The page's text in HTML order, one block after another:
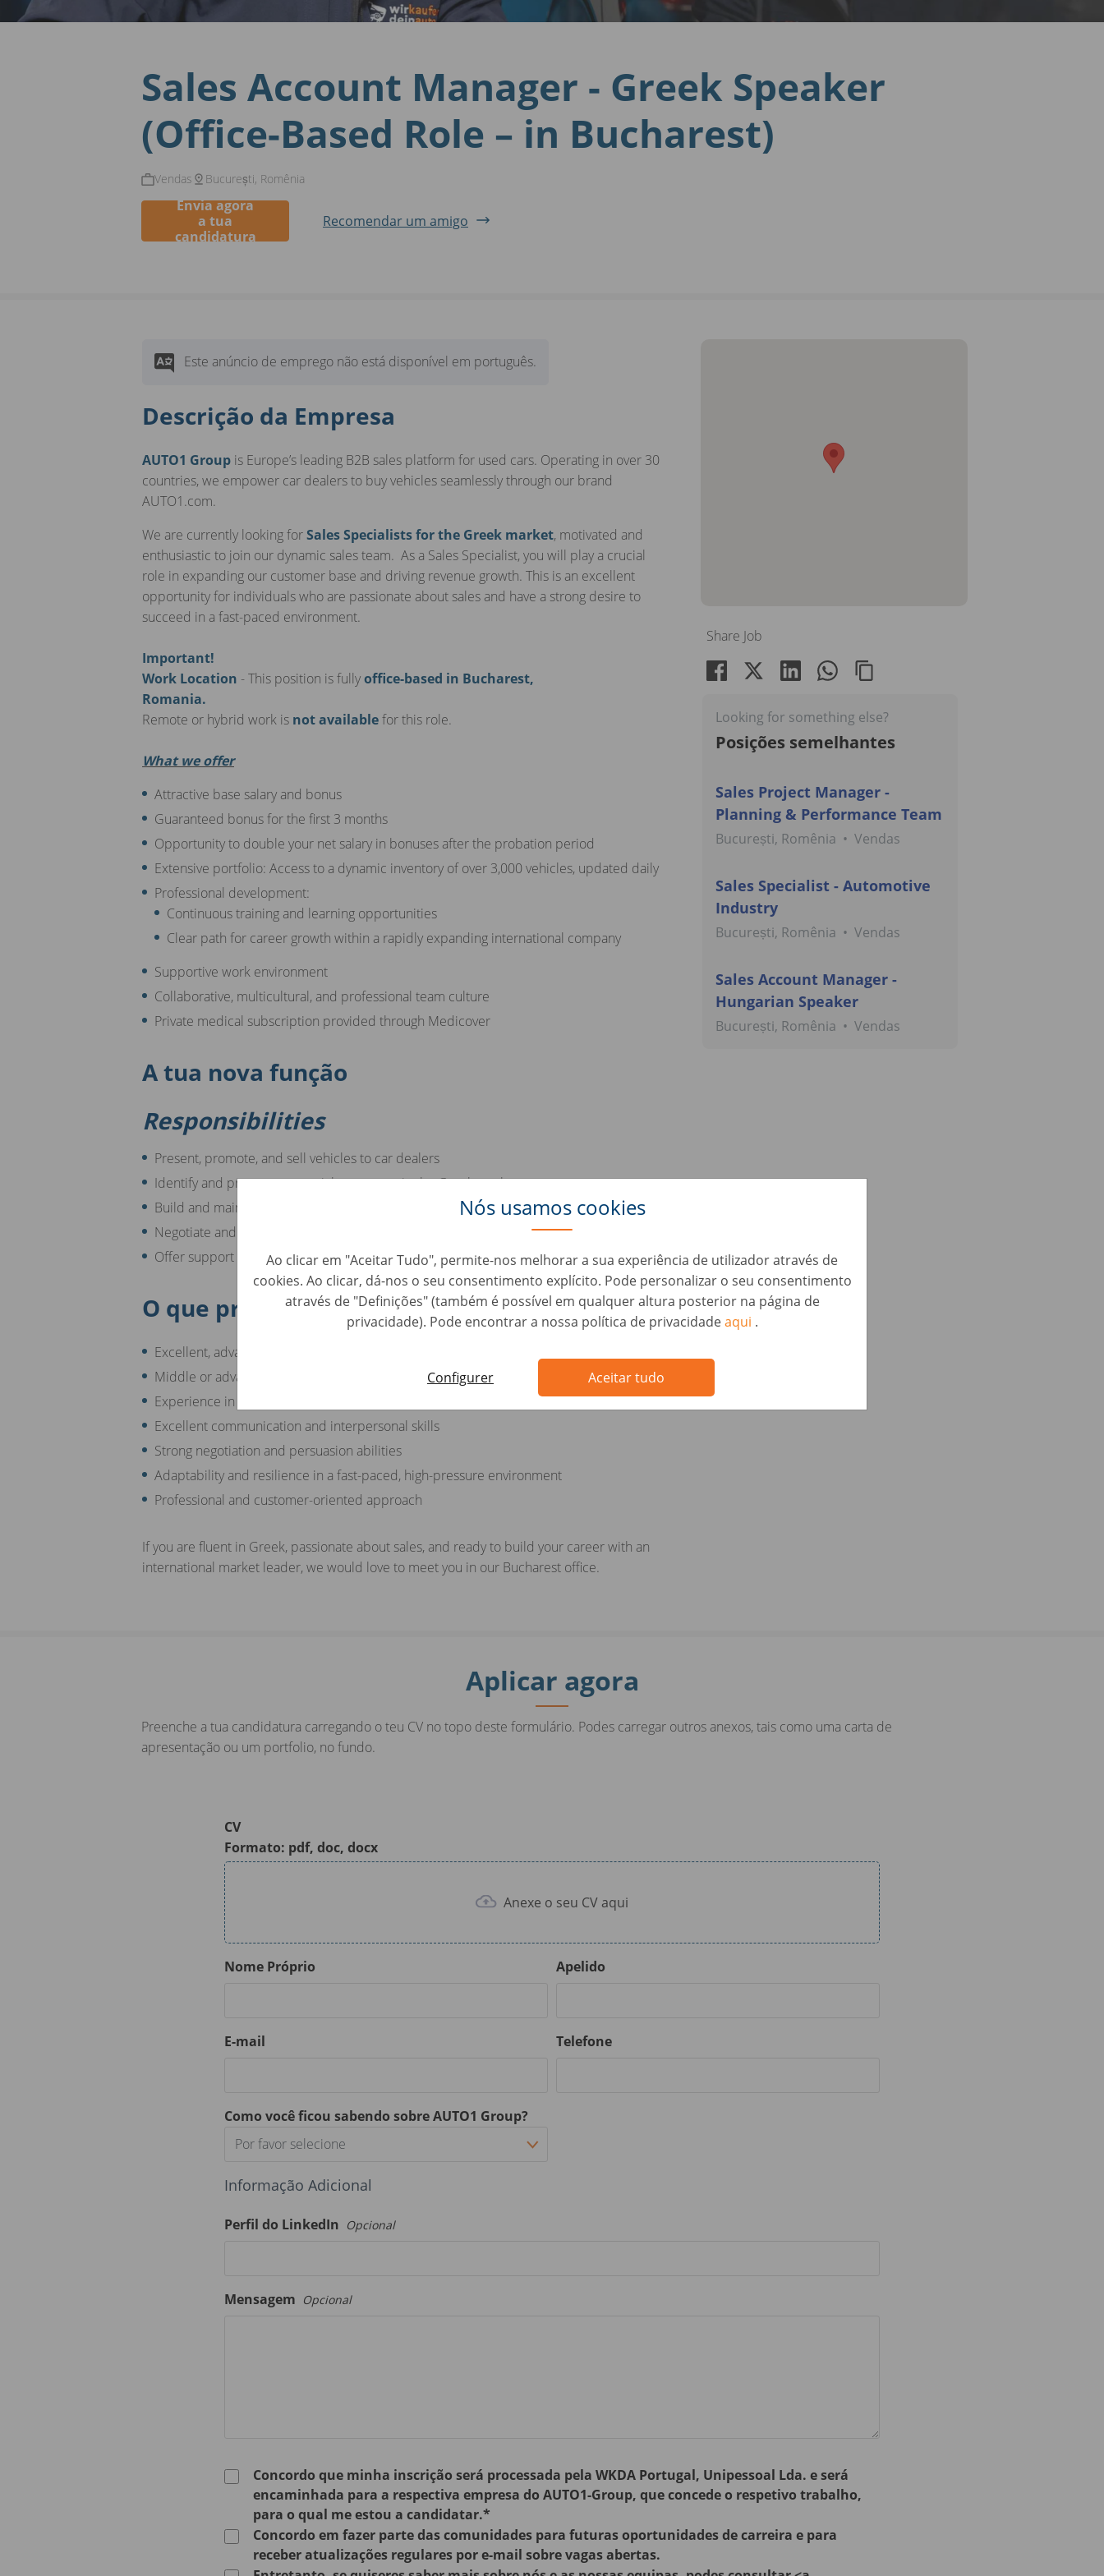
Nós usamos cookies
Ao clicar em "Aceitar Tudo", permite-nos melhorar a sua experiência de utilizador através de
cookies. Ao clicar, dá-nos o seu consentimento explícito. Pode personalizar o seu consentimento
através de "Definições" (também é possível em qualquer altura posterior na página de
privacidade). Pode encontrar a nossa política de privacidadeaqui .
Configurer Aceitar tudo
Sales Account Manager - Greek Speaker
(Office-Based Role – in Bucharest)
Vendas București, Romênia
Envia agora
a tua
candidatura
Recomendar um amigo
Este anúncio de emprego não está disponível em português.
Descrição da Empresa
AUTO1 Group is Europe’s leading B2B sales platform for used cars. Operating in over 30
countries, we empower car dealers to buy vehicles seamlessly through our brand
AUTO1.com.
We are currently looking forSales Specialists for the Greek market, motivated and
enthusiastic to join our dynamic sales team. As a Sales Specialist, you will play a crucial
role in expanding our customer base and driving revenue growth. This is an excellent
opportunity for individuals who are passionate about sales and have a strong desire to
succeed in a fast-paced environment.
Important!
Work Location - This position is fullyoffice-based in Bucharest,
Romania.
Remote or hybrid work is not availablefor this role.
What we offer
Attractive base salary and bonus
Guaranteed bonus for the first 3 months
Opportunity to double your net salary in bonuses after the probation period
Extensive portfolio: Access to a dynamic inventory of over 3,000 vehicles, updated daily
Professional development:
Continuous training and learning opportunities
Clear path for career growth within a rapidly expanding international company
Supportive work environment
Collaborative, multicultural, and professional team culture
Private medical subscription provided through Medicover
A tua nova função
Responsibilities
Present, promote, and sell vehicles to car dealers
Identify and prospect potential customers in the Greek market
Build and maintain long-term customer relationships through regular communication
Negotiate and close sales deals to meet monthly targets
Offer support and consultation to customers throughout the sales process
O que procuramos
Excellent, advanced knowledge of the Greek language
Middle or advanced English skills
Experience in sales and/or the automotive industry
Excellent communication and interpersonal skills
Strong negotiation and persuasion abilities
Adaptability and resilience in a fast-paced, high-pressure environment
Professional and customer-oriented approach
If you are fluent in Greek, passionate about sales, and ready to build your career with an
international market leader, we would love to meet you in our Bucharest office.
Share Job
Looking for something else?
Posições semelhantes
Sales Project Manager -
Planning & Performance Team
București, Romênia • Vendas
Sales Specialist - Automotive
Industry
București, Romênia • Vendas
Sales Account Manager -
Hungarian Speaker
București, Romênia • Vendas
Aplicar agora
Preenche a tua candidatura carregando o teu CV no topo deste formulário. Podes carregar outros anexos, tais como uma carta de
apresentação ou um portfolio, no fundo.
CV
Formato: pdf, doc, docx
Anexe o seu CV aqui
Nome Próprio Apelido
E-mail Telefone
Como você ficou sabendo sobre AUTO1 Group?
Por favor selecione
Informação Adicional
Perfil do LinkedIn Opcional
Mensagem Opcional
Concordo que minha inscrição será processada pela WKDA Portugal, Unipessoal Lda. e será
encaminhada para a respectiva empresa do AUTO1-Group, que concede o respetivo trabalho,
para o qual me estou a candidatar.*
Concordo em fazer parte das comunidades para futuras oportunidades de carreira e para
receber atualizações regulares por e-mail sobre vagas abertas.